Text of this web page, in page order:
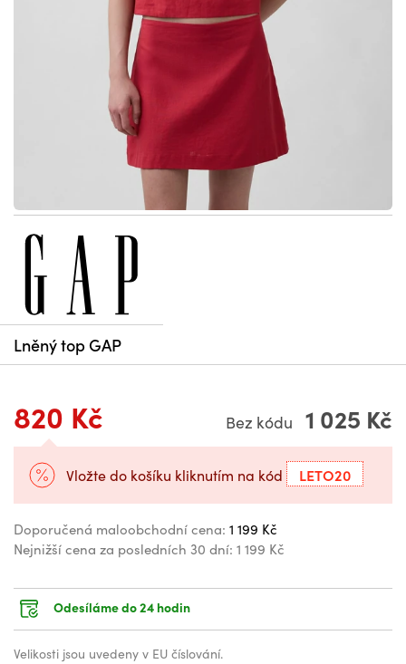
Lněný top GAP
820 Kč Bez kódu 1 025 Kč
Vložte do košíku kliknutím na kód LETO20
Doporučená maloobchodní cena: 1 199 Kč
Nejnižší cena za posledních 30 dní: 1 199 Kč
Odesíláme do 24 hodin
Velikosti jsou uvedeny v EU číslování.